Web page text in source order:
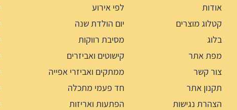
אודות
קטלוג מוצרים
בלוג
מפת אתר
צור קשר
תקנון אתר
הצהרת נגישות
לפי אירוע
יום הולדת שנה
מסיבת רווקות
קישוטים ואביזרים
ממתקים ואביזרי אפייה
חד פעמי מתכלה
הפתעות ואריזות